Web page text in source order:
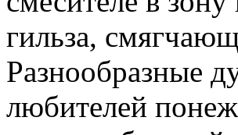
гильза,
Разнообразные
любителей